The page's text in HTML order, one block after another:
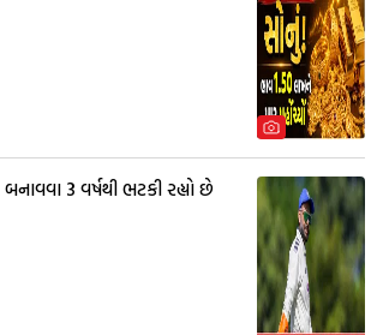
3 વર્ષથી ભટકી રહ્યો છે